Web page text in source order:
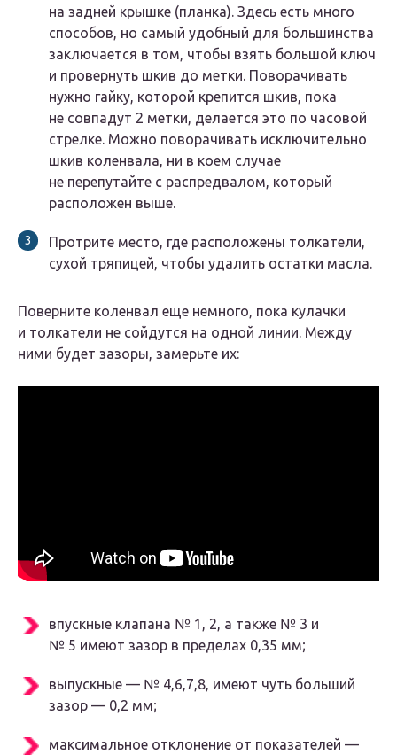
на задней крышке (планка). Здесь есть много
способов, но самый удобный для большинства
заключается в том, чтобы взять большой ключ
и провернуть шкив до метки. Поворачивать
нужно гайку, которой крепится шкив, пока
не совпадут 2 метки, делается это по часовой
стрелке. Можно поворачивать исключительно
шкив коленвала, ни в коем случае
не перепутайте с распредвалом, который
расположен выше.
Протрите место, где расположены толкатели,
сухой тряпицей, чтобы удалить остатки масла.
Поверните коленвал еще немного, пока кулачки
и толкатели не сойдутся на одной линии. Между
ними будет зазоры, замерьте их:
впускные клапана № 1, 2, а также № 3 и
№ 5 имеют зазор в пределах 0,35 мм;
выпускные — № 4,6,7,8, имеют чуть больший
зазор — 0,2 мм;
максимальное отклонение от показателей —